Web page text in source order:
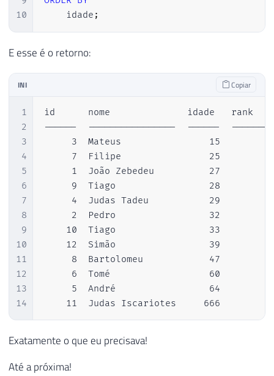
10
    idade
;
E esse é o retorno:
INI Copiar
1
2
3
4
5
6
7
8
9
10
11
12
13
14
id      nome              idade   rank
------  ----------------  ------
3  Mateus                15
7  Filipe                25
1  João Zebedeu          27
9  Tiago                 28
4  Judas Tadeu           29
2  Pedro                 32
10  Tiago                 33
12  Simão                 39
8  Bartolomeu            47
6  Tomé                  60
5  André                 64
11  Judas Iscariotes     666
Exatamente o que eu precisava!
Até a próxima!